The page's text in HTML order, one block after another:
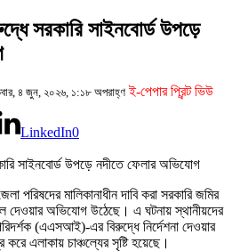
সরকারি সাইনবোর্ড উপড়ে
৪ জুন, ২০২৬, ১:১৮ অপরাহ্ণ ই-পেপার প্রিন্ট ভিউ
LinkedIn0
পরিষদের মালিকানাধীন দাবি করা সরকারি জমির
দেওয়ার অভিযোগ উঠেছে। এ ঘটনায় স্থানীয়দের
(এএসআই)-এর বিরুদ্ধে নির্দেশনা দেওয়ার
এলাকায় চাঞ্চল্যের সৃষ্টি হয়েছে।